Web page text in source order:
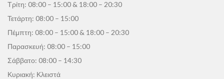
Τρίτη: 08:00 – 15:00 & 18:00 – 20:30
Τετάρτη: 08:00 – 15:00
Πέμπτη: 08:00 – 15:00 & 18:00 – 20:30
Παρασκευή: 08:00 – 15:00
Σάββατο: 08:00 – 14:30
Κυριακή: Κλειστά